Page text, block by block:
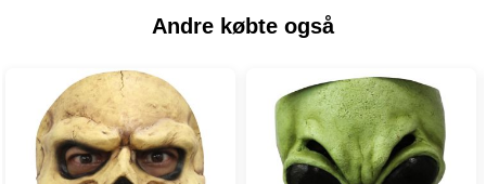
Andre købte også